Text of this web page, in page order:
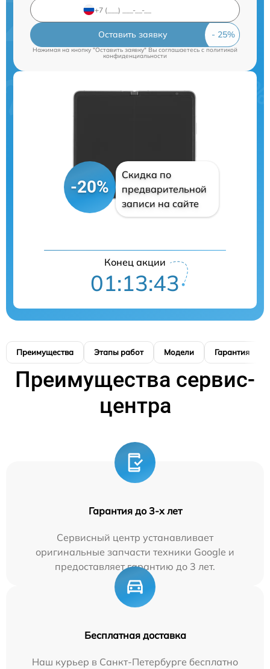
Оставить заявку
Нажимая на кнопку "Оставить заявку" Вы соглашаетесь c политикой
конфиденциальности
-20%
Скидка по
предварительной
записи на сайте
Конец акции
01:13:42
Преимущества Этапы работ Модели Гарантия
Преимущества сервис-
центра
Гарантия до 3-х лет
Сервисный центр устанавливает
оригинальные запчасти техники Google и
предоставляет гарантию до 3 лет.
Бесплатная доставка
Наш курьер в Санкт-Петербурге бесплатно